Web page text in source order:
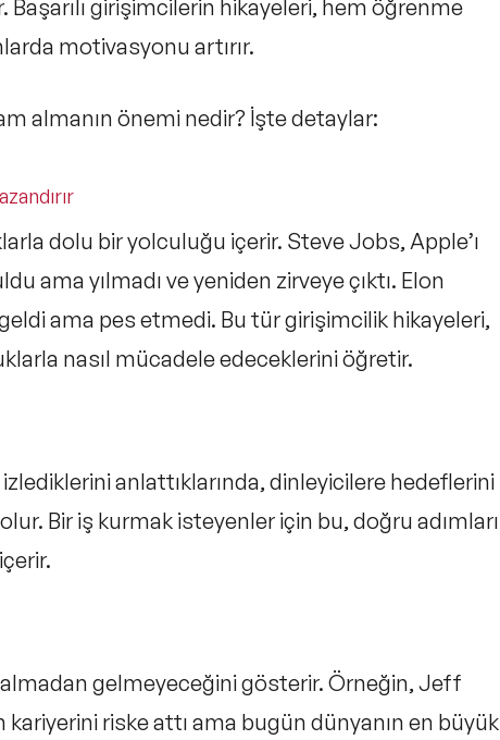
Başarılı girişimcilerin hikayeleri, hem öğrenme
motivasyonu artırır.
almanın önemi nedir? İşte detaylar:
dolu bir yolculuğu içerir. Steve Jobs, Apple’ı
ama yılmadı ve yeniden zirveye çıktı. Elon
ama pes etmedi. Bu türgirişimcilik hikayeleri,
nasıl mücadele edeceklerini öğretir.
izlediklerini anlattıklarında, dinleyicilere hedeflerini
Bir iş kurmak isteyenler için bu, doğru adımları
almadan gelmeyeceğini gösterir. Örneğin, Jeff
riske attı ama bugün dünyanın en büyük